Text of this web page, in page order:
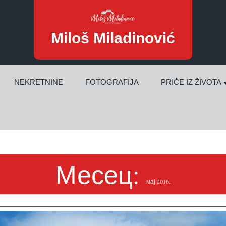
Miloš Miladinović
NEKRETNINE FOTOGRAFIJA PRIČE IZ ŽIVOTA
Месец: мај 2016.